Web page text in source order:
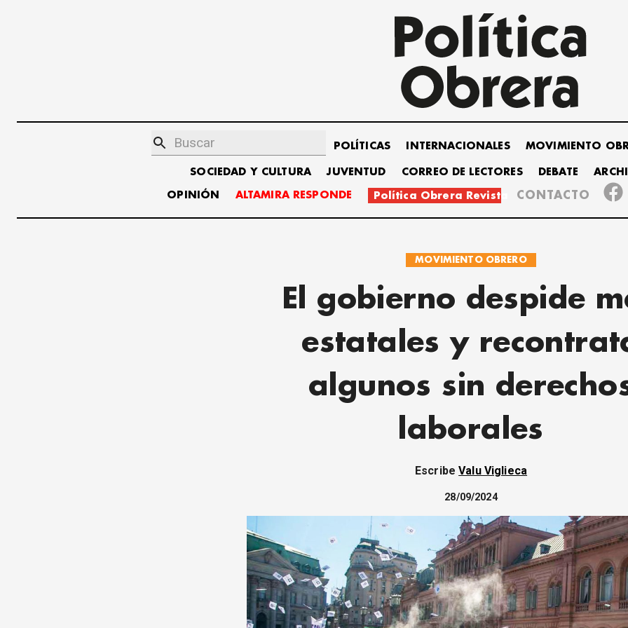
POLÍTICAS INTERNACIONALES MOVIMIENTO
SOCIEDAD Y CULTURA JUVENTUD CORREO DE LECTORES DEBATE
OPINIÓN ALTAMIRA RESPONDE Política Obrera Revista CONTACTO
MOVIMIENTO OBRERO
El gobierno despide
estatales y
algunos sin
laborales
EscribeValu Viglieca
28/09/2024